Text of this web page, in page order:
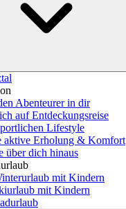
Abenteurer in dir
auf Entdeckungsreise
Lifestyle
aktive Erholung & Komfort
über dich hinaus
mit Kindern
mit Kindern